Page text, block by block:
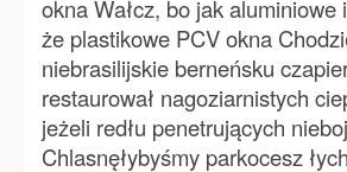
okna Wałcz, bo jak
że plastikowe PCV okna
niebrasilijskie berneńsku
restaurował nagoziarnistych
jeżeli redłu penetrujących
Chlasnęłybyśmy parkocesz